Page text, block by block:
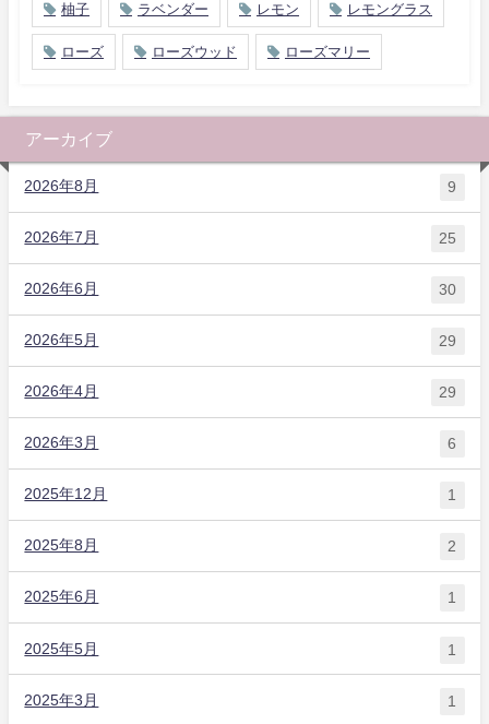
柚子 ラベンダー レモン レモングラス
ローズ ローズウッド ローズマリー
アーカイブ
2026年8月 9
2026年7月 25
2026年6月 30
2026年5月 29
2026年4月 29
2026年3月 6
2025年12月 1
2025年8月 2
2025年6月 1
2025年5月 1
2025年3月 1